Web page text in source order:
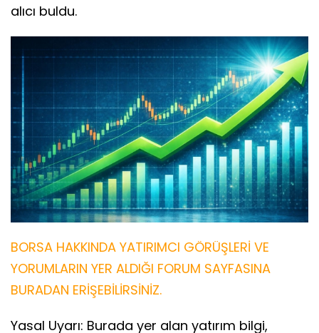
alıcı buldu.
BORSA HAKKINDA YATIRIMCI GÖRÜŞLERİ VE
YORUMLARIN YER ALDIĞI FORUM SAYFASINA
BURADAN ERİŞEBİLİRSİNİZ.
Yasal Uyarı: Burada yer alan yatırım bilgi,